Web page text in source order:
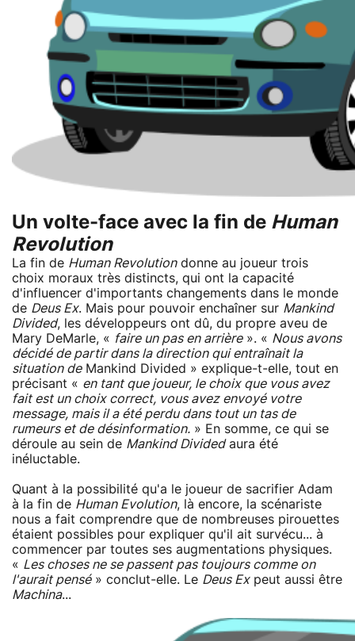
Un volte-face avec la fin de Human
Revolution
La fin de Human Revolutiondonne au joueur trois
choix moraux très distincts, qui ont la capacité
d'influencer d'importants changements dans le monde
de Deus Ex. Mais pour pouvoir enchaîner sur Mankind
Divided, les développeurs ont dû, du propre aveu de
Mary DeMarle, « faire un pas en arrière». « Nous avons
décidé de partir dans la direction qui entraînait la
situation deMankind Divided » explique-t-elle, tout en
précisant « en tant que joueur, le choix que vous avez
fait est un choix correct, vous avez envoyé votre
message, mais il a été perdu dans tout un tas de
rumeurs et de désinformation. » En somme, ce qui se
déroule au sein de Mankind Dividedaura été
inéluctable.
Quant à la possibilité qu'a le joueur de sacrifier Adam
à la fin de Human Evolution, là encore, la scénariste
nous a fait comprendre que de nombreuses pirouettes
étaient possibles pour expliquer qu'il ait survécu... à
commencer par toutes ses augmentations physiques.
« Les choses ne se passent pas toujours comme on
l'aurait pensé» conclut-elle. Le Deus Expeut aussi être
Machina...